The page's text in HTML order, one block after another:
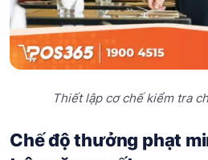
Thiết lập cơ chế kiểm tra
Chế độ thưởng phạt